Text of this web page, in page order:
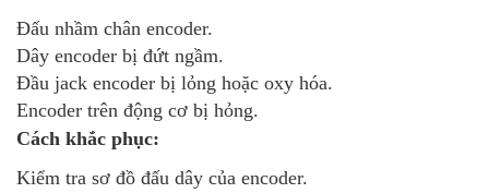
Đấu nhầm chân encoder.
Dây encoder bị đứt ngầm.
Đầu jack encoder bị lỏng hoặc oxy hóa.
Encoder trên động cơ bị hỏng.
Cách khắc phục:
Kiểm tra sơ đồ đấu dây của encoder.